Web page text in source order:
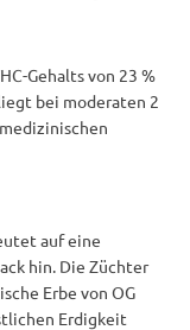
Gehalts von 23 %
bei moderaten 2
auf eine
hin. Die Züchter
Erbe von OG
Erdigkeit